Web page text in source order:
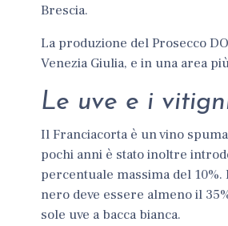
Brescia.
La produzione del Prosecco
Venezia Giulia, e in una area
Le uve e i
IlFranciacorta è un vino
pochi anni è stato inoltre
percentuale massima del
nero deve essere almeno il
sole uve a bacca bianca.